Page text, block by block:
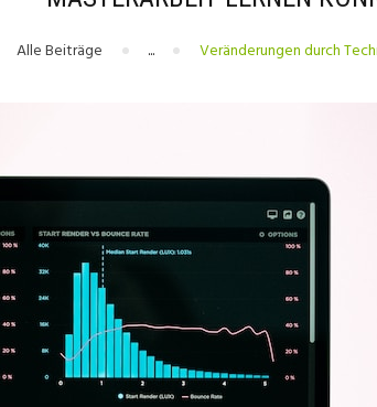
Alle Beiträge ... Veränderungen durch